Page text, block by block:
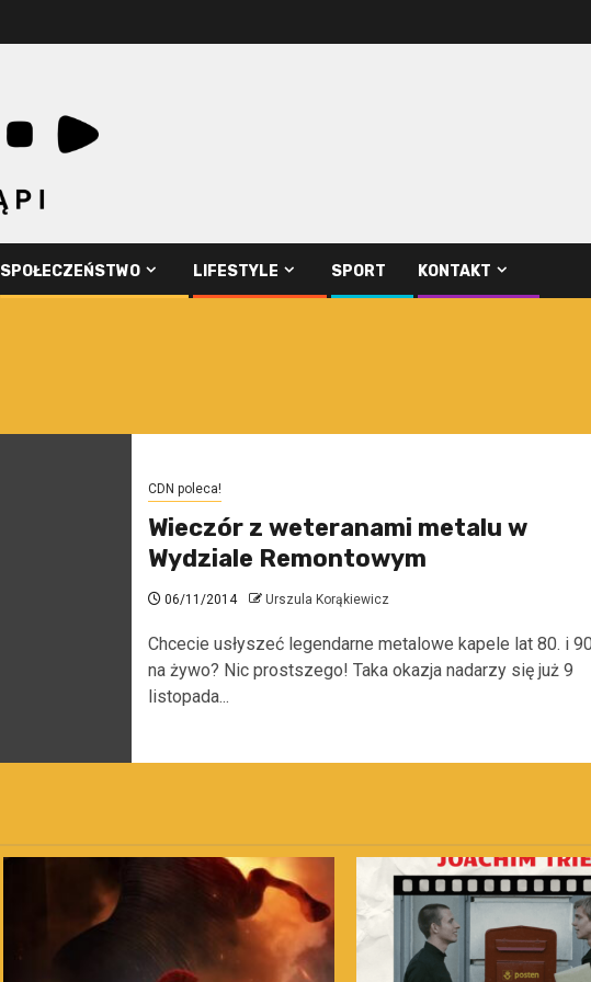
SPOŁECZEŃSTWO LIFESTYLE SPORT KONTAKT
CDN poleca!
Wieczór z weteranami metalu w
Wydziale Remontowym
06/11/2014 Urszula Korąkiewicz
Chcecie usłyszeć legendarne metalowe kapele lat 80. i
na żywo? Nic prostszego! Taka okazja nadarzy się już 9
listopada...